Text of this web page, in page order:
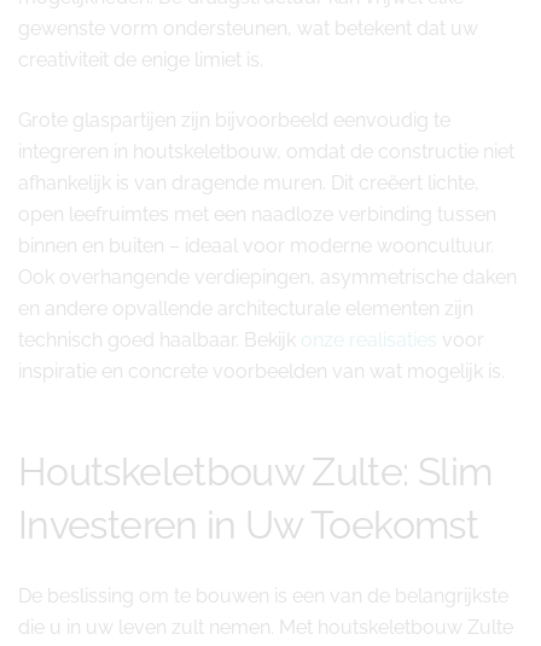
gewenste vorm ondersteunen, wat betekent dat uw
creativiteit de enige limiet is.
Grote glaspartijen zijn bijvoorbeeld eenvoudig te
integreren in houtskeletbouw, omdat de constructie niet
afhankelijk is van dragende muren. Dit creëert lichte,
open leefruimtes met een naadloze verbinding tussen
binnen en buiten – ideaal voor moderne wooncultuur.
Ook overhangende verdiepingen, asymmetrische daken
en andere opvallende architecturale elementen zijn
technisch goed haalbaar. Bekijk onze realisaties voor
inspiratie en concrete voorbeelden van wat mogelijk is.
Houtskeletbouw Zulte: Slim
Investeren in Uw Toekomst
De beslissing om te bouwen is een van de belangrijkste
die u in uw leven zult nemen. Met houtskeletbouw Zulte